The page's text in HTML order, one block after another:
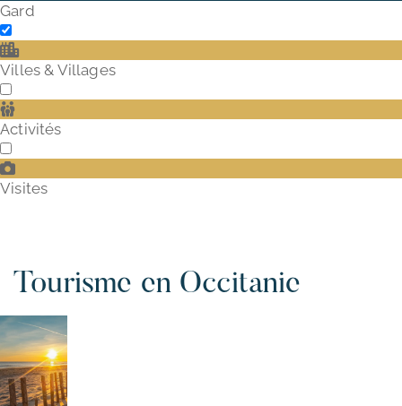
Gard
Villes & Villages
Activités
Visites
Tourisme en Occitanie